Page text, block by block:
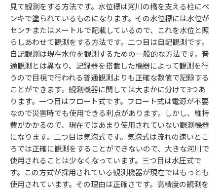
見て観測をする方法です。水位標は河川の橋を支える柱にペ
ンキで塗られているものになります。その水位標には水位が
センチまたはメートルで記載しているので、これを水位と照
らしあわせて観測をする方法です。二つ目は自記観測です。
自記観測は現在水位を観測するための一般的な方法です。普
通観測とは異なり、記録器を搭載した機器によって観測を行
うので目視で行われる普通観測よりも正確な数値で記録する
ことができます。観測機器に関しては大まかに分けて3つあ
ります。一つ目はフロート式です。フロート式は電源が不要
なので災害時でも使用できる利点があります。しかし、維持
費がかかるので、現在ではあまり使用されていない観測機器
になります。二つ目は気泡式です。気泡式は流れの速いとこ
ろでは正確に観測をすることができないので、大きな河川で
使用されることは少なくなっています。三つ目は水圧式で
す。この方式が採用されている観測機器が現在ではもっとも
使用されています。その理由は正確さです。高精度の観測を